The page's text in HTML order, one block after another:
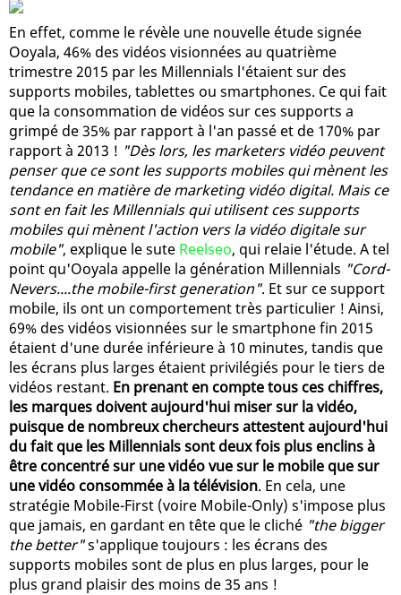
En effet, comme le révèle une nouvelle étude signée
Ooyala, 46% des vidéos visionnées au quatrième
trimestre 2015 par les Millennials l'étaient sur des
supports mobiles, tablettes ou smartphones. Ce qui fait
que la consommation de vidéos sur ces supports a
grimpé de 35% par rapport à l'an passé et de 170% par
rapport à 2013 ! "Dès lors, les marketers vidéo peuvent
penser que ce sont les supports mobiles qui mènent les
tendance en matière de marketing vidéo digital. Mais ce
sont en fait les Millennials qui utilisent ces supports
mobiles qui mènent l'action vers la vidéo digitale sur
mobile", explique le sute Reelseo, qui relaie l'étude. A tel
point qu'Ooyala appelle la génération Millennials "Cord-
Nevers....the mobile-first generation". Et sur ce support
mobile, ils ont un comportement très particulier ! Ainsi,
69% des vidéos visionnées sur le smartphone fin 2015
étaient d'une durée inférieure à 10 minutes, tandis que
les écrans plus larges étaient privilégiés pour le tiers de
vidéos restant. En prenant en compte tous ces chiffres,
les marques doivent aujourd'hui miser sur la vidéo,
puisque de nombreux chercheurs attestent aujourd'hui
du fait que les Millennials sont deux fois plus enclins à
être concentré sur une vidéo vue sur le mobile que sur
une vidéo consommée à la télévision. En cela, une
stratégie Mobile-First (voire Mobile-Only) s'impose plus
que jamais, en gardant en tête que le cliché "the bigger
the better"s'applique toujours : les écrans des
supports mobiles sont de plus en plus larges, pour le
plus grand plaisir des moins de 35 ans !